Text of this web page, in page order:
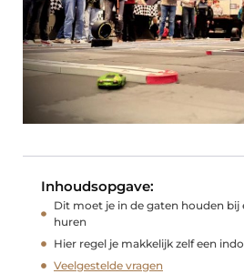
Inhoudsopgave:
Dit moet je in de gaten houden bij
huren
Hier regel je makkelijk zelf een
Veelgestelde vragen